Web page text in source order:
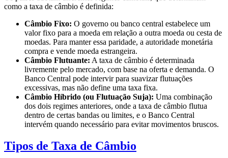
como a taxa de câmbio é definida:
Câmbio Fixo: O governo ou banco central estabelece um
valor fixo para a moeda em relação a outra moeda ou cesta de
moedas. Para manter essa paridade, a autoridade monetária
compra e vende moeda estrangeira.
Câmbio Flutuante: A taxa de câmbio é determinada
livremente pelo mercado, com base na oferta e demanda. O
Banco Central pode intervir para suavizar flutuações
excessivas, mas não define uma taxa fixa.
Câmbio Híbrido (ou Flutuação Suja): Uma combinação
dos dois regimes anteriores, onde a taxa de câmbio flutua
dentro de certas bandas ou limites, e o Banco Central
intervém quando necessário para evitar movimentos bruscos.
Tipos de Taxa de Câmbio